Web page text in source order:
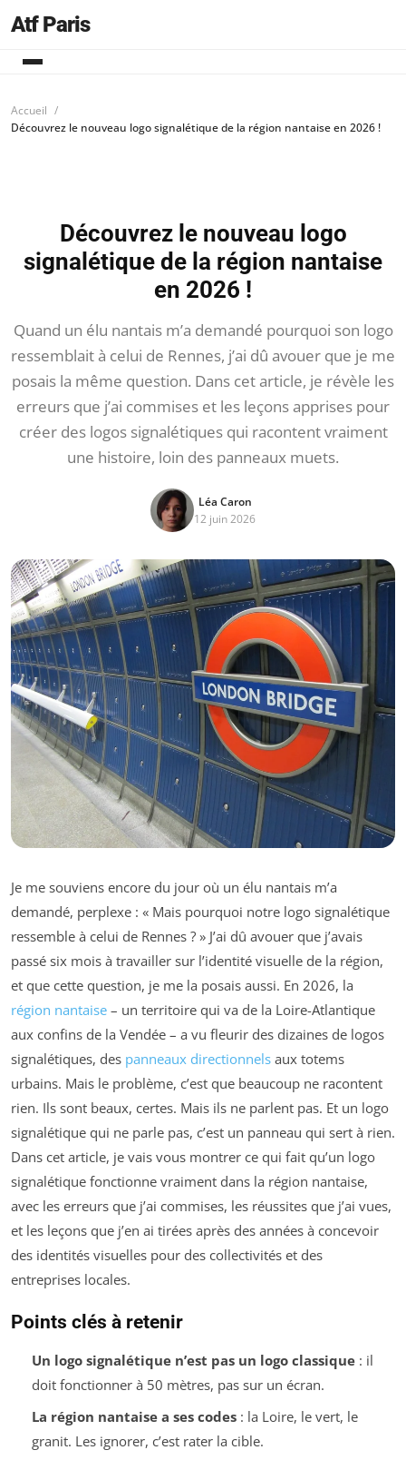
Atf Paris
Accueil
Découvrez le nouveau logo signalétique de la région nantaise en 2026 !
Découvrez le nouveau logo
signalétique de la région nantaise
en 2026 !
Quand un élu nantais m’a demandé pourquoi son logo
ressemblait à celui de Rennes, j’ai dû avouer que je me
posais la même question. Dans cet article, je révèle les
erreurs que j’ai commises et les leçons apprises pour
créer des logos signalétiques qui racontent vraiment
une histoire, loin des panneaux muets.
Léa Caron
12 juin 2026
Je me souviens encore du jour où un élu nantais m’a
demandé, perplexe : « Mais pourquoi notre logo signalétique
ressemble à celui de Rennes ? » J’ai dû avouer que j’avais
passé six mois à travailler sur l’identité visuelle de la région,
et que cette question, je me la posais aussi. En 2026, la
région nantaise – un territoire qui va de la Loire-Atlantique
aux confins de la Vendée – a vu fleurir des dizaines de logos
signalétiques, des panneaux directionnels aux totems
urbains. Mais le problème, c’est que beaucoup ne racontent
rien. Ils sont beaux, certes. Mais ils ne parlent pas. Et un logo
signalétique qui ne parle pas, c’est un panneau qui sert à rien.
Dans cet article, je vais vous montrer ce qui fait qu’un logo
signalétique fonctionne vraiment dans la région nantaise,
avec les erreurs que j’ai commises, les réussites que j’ai vues,
et les leçons que j’en ai tirées après des années à concevoir
des identités visuelles pour des collectivités et des
entreprises locales.
Points clés à retenir
Un logo signalétique n’est pas un logo classique: il
doit fonctionner à 50 mètres, pas sur un écran.
La région nantaise a ses codes: la Loire, le vert, le
granit. Les ignorer, c’est rater la cible.